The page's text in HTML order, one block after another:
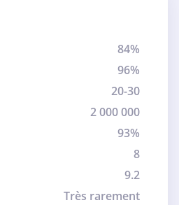
84%
96%
20-30
2 000 000
93%
8
9.2
Très rarement